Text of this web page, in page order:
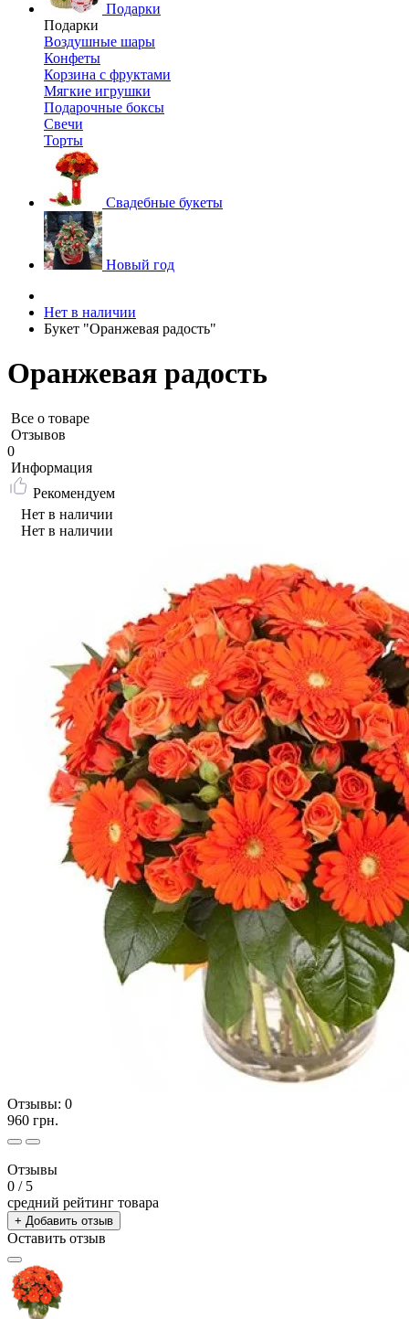
Подарки
Подарки
Воздушные шары
Конфеты
Корзина с фруктами
Мягкие игрушки
Подарочные боксы
Свечи
Торты
Свадебные букеты
Новый год
Нет в наличии
Букет "Оранжевая радость"
Оранжевая радость
Все о товаре
Отзывов
0
Информация
Рекомендуем
Нет в наличии
Нет в наличии
Отзывы: 0
960 грн.
Отзывы
0 / 5
средний рейтинг товара
+ Добавить отзыв
Оставить отзыв